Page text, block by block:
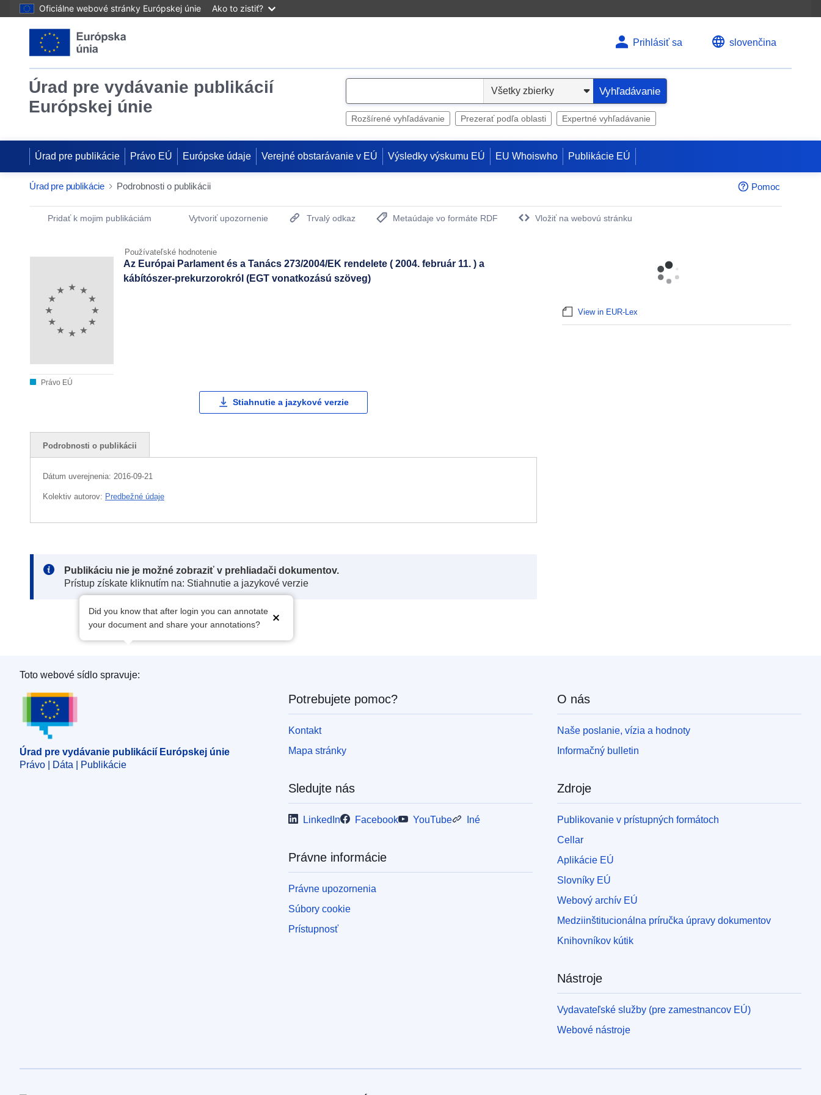
Oficiálne webové stránky Európskej únie Ako to zistiť?
Prihlásiť sa slovenčina
Úrad pre vydávanie publikácií
Európskej únie
e
Vyhľadávanie
Rozšírené vyhľadávanie Prezerať podľa oblasti Expertné vyhľadávanie
Úrad pre publikácie Právo EÚ Európske údaje Verejné obstarávanie v EÚ Výsledky výskumu EÚ EU Whoiswho Publikácie EÚ
Úrad pre publikácie Podrobnosti o publikácii Pomoc
Publication Detail Actions Portlet
Pridať k mojim publikáciám Vytvoriť upozornenie Trvalý odkaz
Metaúdaje vo formáte RDF
Vložiť na webovú stránku
Používateľské hodnotenie
Právo EÚ
Az Európai Parlament és a Tanács 273/2004/EK rendelete ( 2004. február 11. ) a
kábítószer-prekurzorokról (EGT vonatkozású szöveg)
Stiahnutie a jazykové verzie
Podrobnosti o publikácii
Dátum uverejnenia: 2016-09-21
Kolektiv autorov: Predbežné údaje
Note:
Publikáciu nie je možné zobraziť v prehliadači dokumentov.
Prístup získate kliknutím na: Stiahnutie a jazykové verzie
Did you know that after login you can annotate
your document and share your annotations?
View in EUR-Lex
Úrad pre vydávanie publikácií Európskej únie
Toto webové sídlo spravuje:
Úrad pre vydávanie publikácií Európskej únie
Právo | Dáta | Publikácie
Potrebujete pomoc?
Kontakt
Mapa stránky
Sledujte nás
LinkedIn Facebook YouTube Iné
Právne informácie
Právne upozornenia
Súbory cookie
Prístupnosť
O nás
Naše poslanie, vízia a hodnoty
Informačný bulletin
Zdroje
Publikovanie v prístupných formátoch
Cellar
Aplikácie EÚ
Slovníky EÚ
Webový archív EÚ
Medziinštitucionálna príručka úpravy dokumentov
Knihovníkov kútik
Nástroje
Vydavateľské služby (pre zamestnancov EÚ)
Webové nástroje